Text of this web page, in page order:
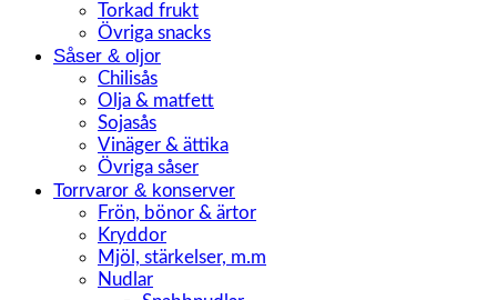
Torkad frukt
Övriga snacks
Såser & oljor
Chilisås
Olja & matfett
Sojasås
Vinäger & ättika
Övriga såser
Torrvaror & konserver
Frön, bönor & ärtor
Kryddor
Mjöl, stärkelser, m.m
Nudlar